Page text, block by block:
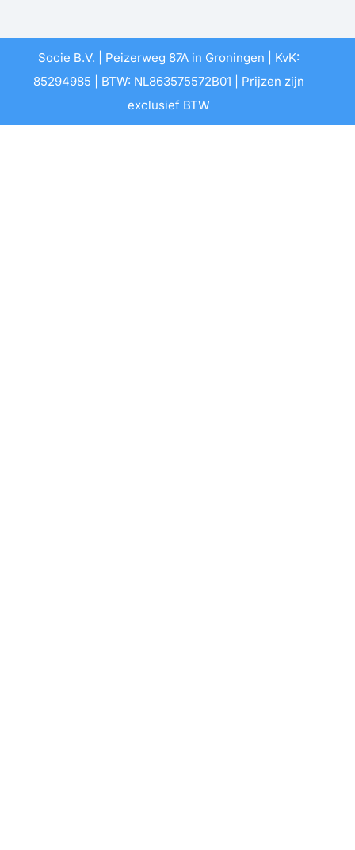
Socie B.V. | Peizerweg 87A in Groningen | KvK:
85294985 | BTW: NL863575572B01 | Prijzen zijn
exclusief BTW